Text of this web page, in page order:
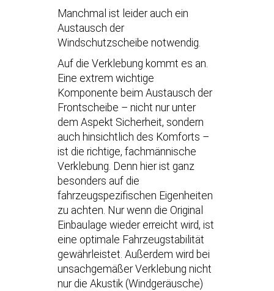
Manchmal ist leider auch ein
Austausch der
Windschutzscheibe notwendig.
Auf die Verklebung kommt es an.
Eine extrem wichtige
Komponente beim Austausch der
Frontscheibe – nicht nur unter
dem Aspekt Sicherheit, sondern
auch hinsichtlich des Komforts –
ist die richtige, fachmännische
Verklebung. Denn hier ist ganz
besonders auf die
fahrzeugspezifischen Eigenheiten
zu achten. Nur wenn die Original
Einbaulage wieder erreicht wird, ist
eine optimale Fahrzeugstabilität
gewährleistet. Außerdem wird bei
unsachgemäßer Verklebung nicht
nur die Akustik (Windgeräusche)